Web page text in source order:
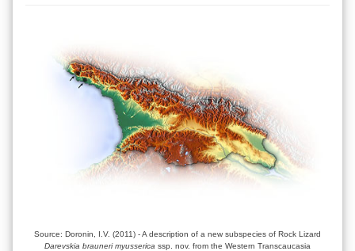
Source: Doronin, I.V. (2011) - A description of a new subspecies of Rock Lizard
Darevskia brauneri myusserica ssp. nov. from the Western Transcaucasia